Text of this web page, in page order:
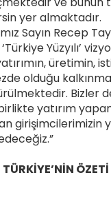
yer almaktadır.
Sayın Recep
Yüzyılı’
üretimin,
olduğu kalkınma
Bizler
yatırım
girişimcilerimizin
TÜRKİYE’NİN